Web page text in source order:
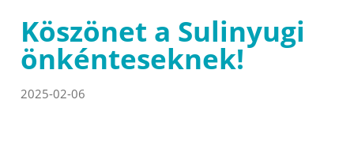
Köszönet a Sulinyugi
önkénteseknek!
2025-02-06